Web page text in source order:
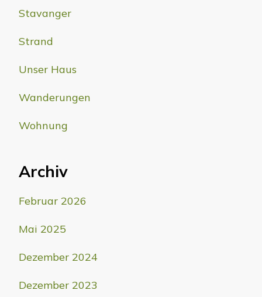
Stavanger
Strand
Unser Haus
Wanderungen
Wohnung
Archiv
Februar 2026
Mai 2025
Dezember 2024
Dezember 2023